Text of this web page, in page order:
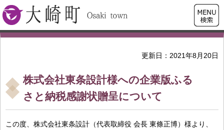
大崎町
検索・
共通メ
ニュー
更新日：2021年8月20日
株式会社東条設計様への企業版ふる
さと納税感謝状贈呈について
この度、株式会社東条設計（代表取締役 会⻑ 東條正博）様より、